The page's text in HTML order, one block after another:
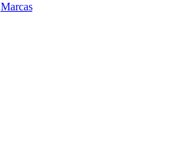
Marcas